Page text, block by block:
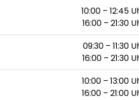
10:00 – 12:45
16:00 – 21:30
09:30 – 11:30
16:00 – 21:30
10:00 – 13:00
16:00 – 21:00